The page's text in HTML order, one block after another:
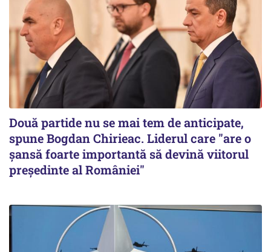
Două partide nu se mai tem de anticipate,
spune Bogdan Chirieac. Liderul care "are o
șansă foarte importantă să devină viitorul
președinte al României"